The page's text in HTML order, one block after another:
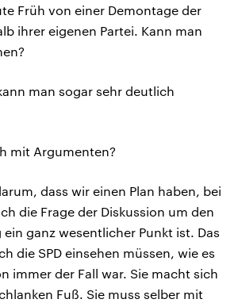
Früh von einer Demontage der
ihrer eigenen Partei. Kann man
man sogar sehr deutlich
mit Argumenten?
dass wir einen Plan haben, bei
die Frage der Diskussion um den
ganz wesentlicher Punkt ist. Das
die SPD einsehen müssen, wie es
immer der Fall war. Sie macht sich
Fuß. Sie muss selber mit